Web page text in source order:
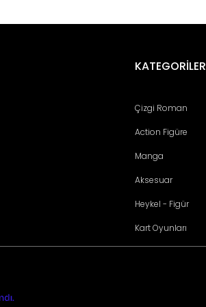
KATEGORİLER
Çizgi Roman
Action Figüre
Manga
Aksesuar
Heykel - Figür
Kart Oyunları